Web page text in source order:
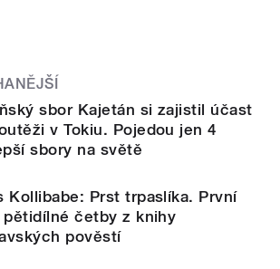
sbor Kajetán si zajistil účast
v Tokiu. Pojedou jen 4
sbory na světě
Kollibabe: Prst trpaslíka. První
četby z knihy
pověstí